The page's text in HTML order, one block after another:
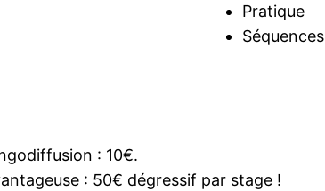
Pratique
Séquences
: 10€.
: 50€ dégressif par stage !